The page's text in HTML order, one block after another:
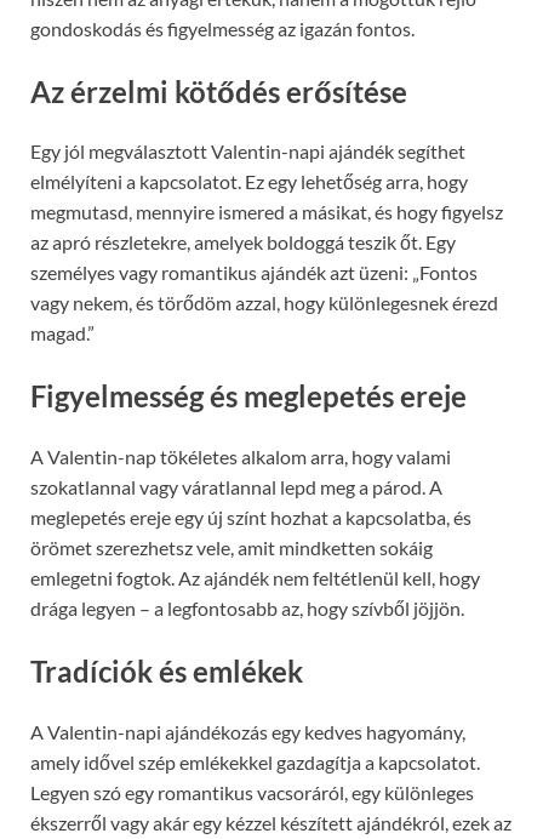
gondoskodás és figyelmesség az igazán fontos.
Az érzelmi kötődés erősítése
Egy jól megválasztott Valentin-napi ajándék segíthet
elmélyíteni a kapcsolatot. Ez egy lehetőség arra, hogy
megmutasd, mennyire ismered a másikat, és hogy figyelsz
az apró részletekre, amelyek boldoggá teszik őt. Egy
személyes vagy romantikus ajándék azt üzeni: „Fontos
vagy nekem, és törődöm azzal, hogy különlegesnek érezd
magad.”
Figyelmesség és meglepetés ereje
A Valentin-nap tökéletes alkalom arra, hogy valami
szokatlannal vagy váratlannal lepd meg a párod. A
meglepetés ereje egy új színt hozhat a kapcsolatba, és
örömet szerezhetsz vele, amit mindketten sokáig
emlegetni fogtok. Az ajándék nem feltétlenül kell, hogy
drága legyen – a legfontosabb az, hogy szívből jöjjön.
Tradíciók és emlékek
A Valentin-napi ajándékozás egy kedves hagyomány,
amely idővel szép emlékekkel gazdagítja a kapcsolatot.
Legyen szó egy romantikus vacsoráról, egy különleges
ékszerről vagy akár egy kézzel készített ajándékról, ezek az